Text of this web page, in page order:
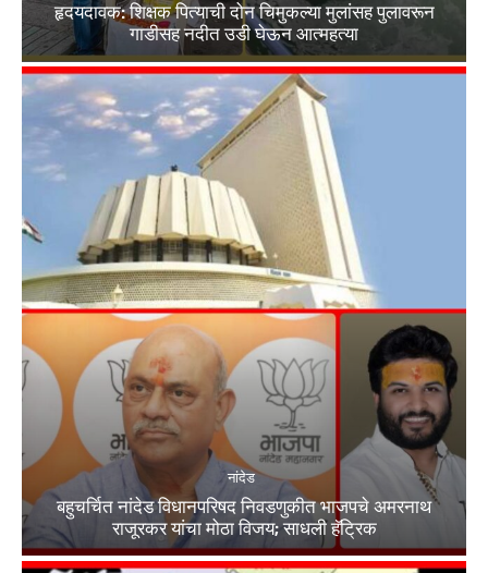
हृदयदावक: शिक्षक पित्याची दोन चिमुकल्या मुलांसह पुलावरून
गाडीसह नदीत उडी घेऊन आत्महत्या
नांदेड
बहुचर्चित नांदेड विधानपरिषद निवडणुकीत भाजपचे अमरनाथ
राजूरकर यांचा मोठा विजय; साधली हॅट्रिक